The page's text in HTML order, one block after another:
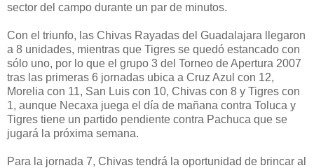
sector del campo durante un par de minutos.
Con el triunfo, las Chivas Rayadas del Guadalajara llegaron
a 8 unidades, mientras que Tigres se quedó estancado con
sólo uno, por lo que el grupo 3 del Torneo de Apertura 2007
tras las primeras 6 jornadas ubica a Cruz Azul con 12,
Morelia con 11, San Luis con 10, Chivas con 8 y Tigres con
1, aunque Necaxa juega el día de mañana contra Toluca y
Tigres tiene un partido pendiente contra Pachuca que se
jugará la próxima semana.
Para la jornada 7, Chivas tendrá la oportunidad de brincar al